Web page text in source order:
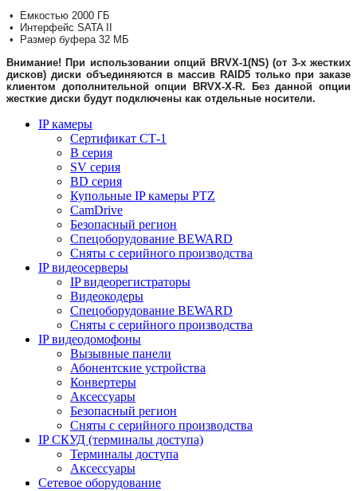
•
Емкостью 2000 ГБ
•
Интерфейс SATA II
•
Размер буфера 32 МБ
Внимание! При использовании опций BRVX-1(NS) (от 3-х жестких
дисков) диски объединяются в массив RAID5 только при заказе
клиентом дополнительной опции BRVX-X-R. Без данной опции
жесткие диски будут подключены как отдельные носители.
IP камеры
Сертификат СТ-1
B серия
SV серия
BD серия
Купольные IP камеры PTZ
CamDrive
Безопасный регион
Спецоборудование BEWARD
Сняты с серийного производства
IP видеосерверы
IP видеорегистраторы
Видеокодеры
Спецоборудование BEWARD
Сняты с серийного производства
IP видеодомофоны
Вызывные панели
Абонентские устройства
Конвертеры
Аксессуары
Безопасный регион
Сняты с серийного производства
IP СКУД (терминалы доступа)
Терминалы доступа
Аксессуары
Сетевое оборудование